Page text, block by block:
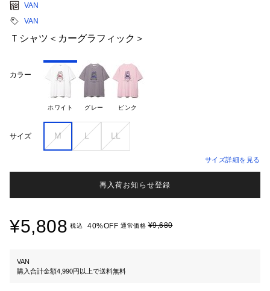
VAN
VAN
Ｔシャツ＜カーグラフィック＞
カラー
ホワイト グレー ピンク
サイズ M L LL
サイズ詳細を見る
再入荷お知らせ登録
¥5,808 税込 40%OFF 通常価格¥9,680
VAN
購入合計金額4,990円以上で送料無料